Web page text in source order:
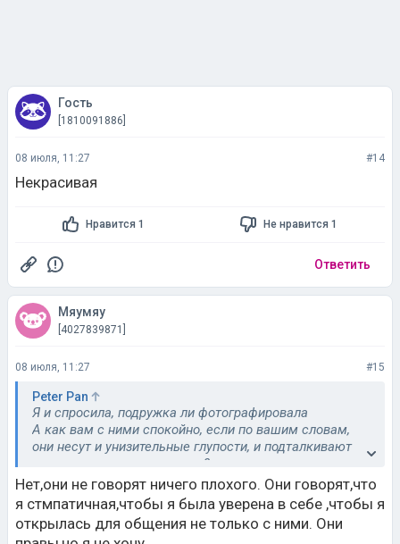
Гость
[1810091886]
08 июля, 11:27 #14
Некрасивая
Нравится 1 Не нравится 1
Ответить
Мяумяу
[4027839871]
08 июля, 11:27 #15
Peter Pan
Я и спросила, подружка ли фотографировала
А как вам с ними спокойно, если по вашим словам,
они несут и унизительные глупости, и подталкивают
вас к ним своими советами?
Нет,они не говорят ничего плохого. Они говорят,что
я стмпатичная,чтобы я была уверена в себе ,чтобы я
открылась для общения не только с ними. Они